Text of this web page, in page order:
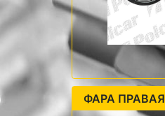
ФАРА ПРАВАЯ